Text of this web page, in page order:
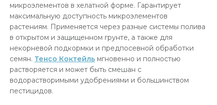
микроэлементов в хелатной форме. Гарантирует
максимальную доступность микроэлементов
растениям. Применяется через разные системы полива
в открытом и защищенном грунте, а также для
некорневой подкормки и предпосевной обработки
семян. Тенсо Коктейль мгновенно и полностью
растворяется и может быть смешан с
водорастворимыми удобрениями и большинством
пестицидов.